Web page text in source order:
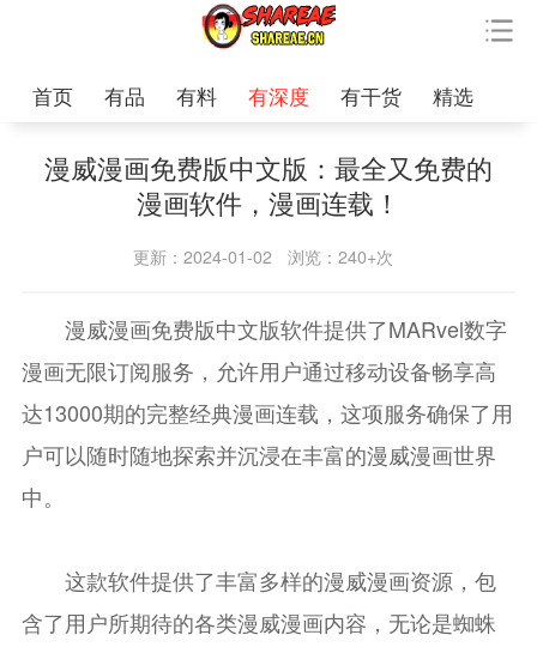
首页 有品 有料 有深度 有干货 精选
漫威漫画免费版中文版：最全又免费的
漫画软件，漫画连载！
更新：2024-01-02 浏览：240+次
漫威漫画免费版中文版软件提供了MARvel数字
漫画无限订阅服务，允许用户通过移动设备畅享高
达13000期的完整经典漫画连载，这项服务确保了用
户可以随时随地探索并沉浸在丰富的漫威漫画世界
中。
这款软件提供了丰富多样的漫威漫画资源，包
含了用户所期待的各类漫威漫画内容，无论是蜘蛛